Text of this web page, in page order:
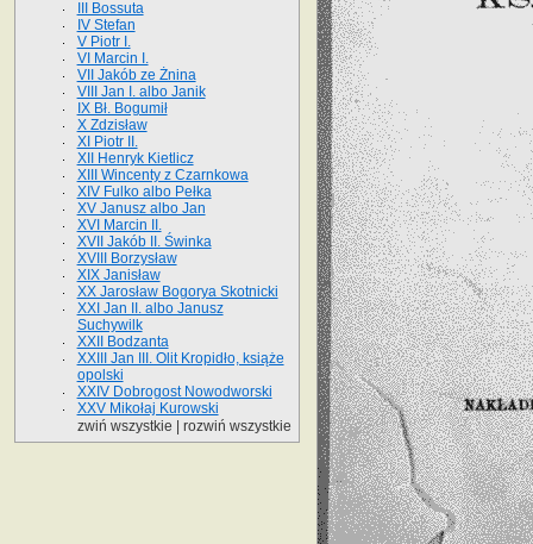
III Bossuta
IV Stefan
V Piotr I.
VI Marcin I.
VII Jakób ze Żnina
VIII Jan I. albo Janik
IX Bł. Bogumił
X Zdzisław
XI Piotr II.
XII Henryk Kietlicz
XIII Wincenty z Czarnkowa
XIV Fulko albo Pełka
XV Janusz albo Jan
XVI Marcin II.
XVII Jakób II. Świnka
XVIII Borzysław
XIX Janisław
XX Jarosław Bogorya Skotnicki
XXI Jan II. albo Janusz
Suchywilk
XXII Bodzanta
XXIII Jan III. Olit Kropidło, książe
opolski
XXIV Dobrogost Nowodworski
XXV Mikołaj Kurowski
zwiń wszystkie
rozwiń wszystkie